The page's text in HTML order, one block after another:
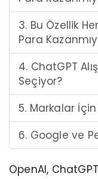
3. Bu Özellik
Para
4. ChatGPT
Seçiyor?
5. Markalar
6. Google ve
OpenAI,